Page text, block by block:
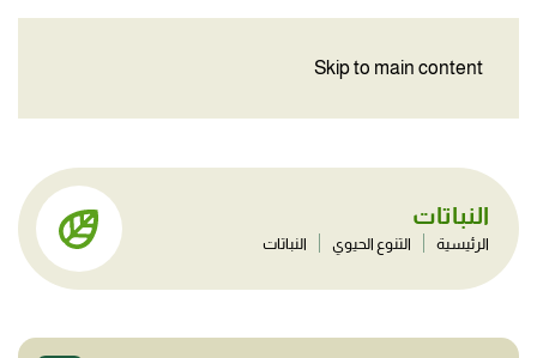
Skip to main content
النباتات
الرئيسية التنوع الحيوي النباتات